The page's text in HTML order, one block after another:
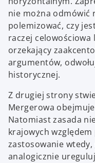
nie można odmówić
polemizować, czy
raczej celowościowa
orzekający
argumentów,
historycznej.
Z drugiej strony
Mergerowa
Natomiast zasada
krajowych
zastosowanie
analogicznie